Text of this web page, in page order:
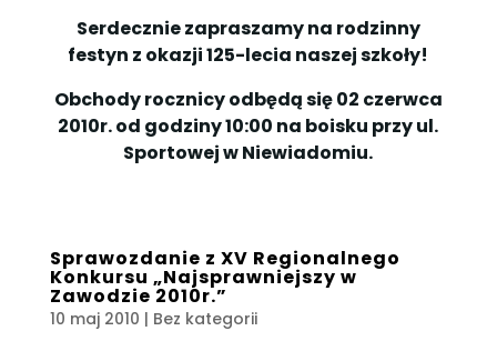
Serdecznie zapraszamy na rodzinny
festyn z okazji 125-lecia naszej szkoły!
Obchody rocznicy odbędą się 02 czerwca
2010r. od godziny 10:00 na boisku przy ul.
Sportowej w Niewiadomiu.
Sprawozdanie z XV Regionalnego
Konkursu „Najsprawniejszy w
Zawodzie 2010r.”
10 maj 2010 | Bez kategorii